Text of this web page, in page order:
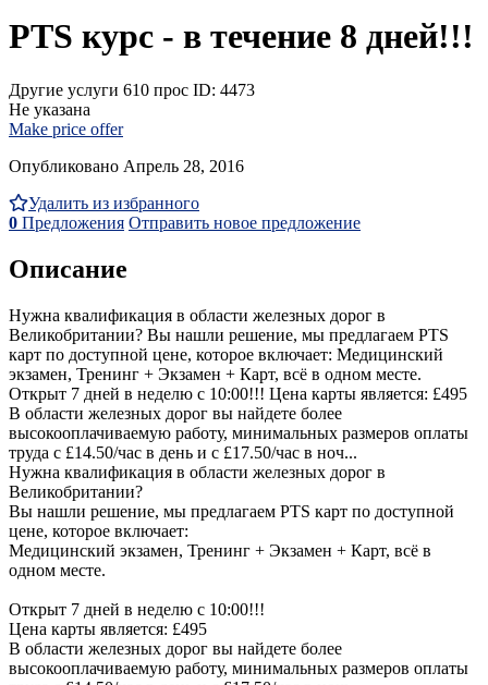
PTS курс - в течение 8 дней!!!
Другие услуги 610 прос ID: 4473
Не указана
Make price offer
Опубликовано Апрель 28, 2016
Удалить из избранного
0 Предложения Отправить новое предложение
Описание
Нужна квалификация в области железных дорог в
Великобритании? Вы нашли решение, мы предлагаем PTS
карт по доступной цене, которое включает: Медицинский
экзамен, Тренинг + Экзамен + Карт, всё в одном месте.
Открыт 7 дней в неделю с 10:00!!! Цена карты является: £495
В области железных дорог вы найдете более
высокооплачиваемую работу, минимальных размеров оплаты
труда с £14.50/час в день и с £17.50/час в ноч...
Нужна квалификация в области железных дорог в
Великобритании?
Вы нашли решение, мы предлагаем PTS карт по доступной
цене, которое включает:
Медицинский экзамен, Тренинг + Экзамен + Карт, всё в
одном месте.
Открыт 7 дней в неделю с 10:00!!!
Цена карты является: £495
В области железных дорог вы найдете более
высокооплачиваемую работу, минимальных размеров оплаты